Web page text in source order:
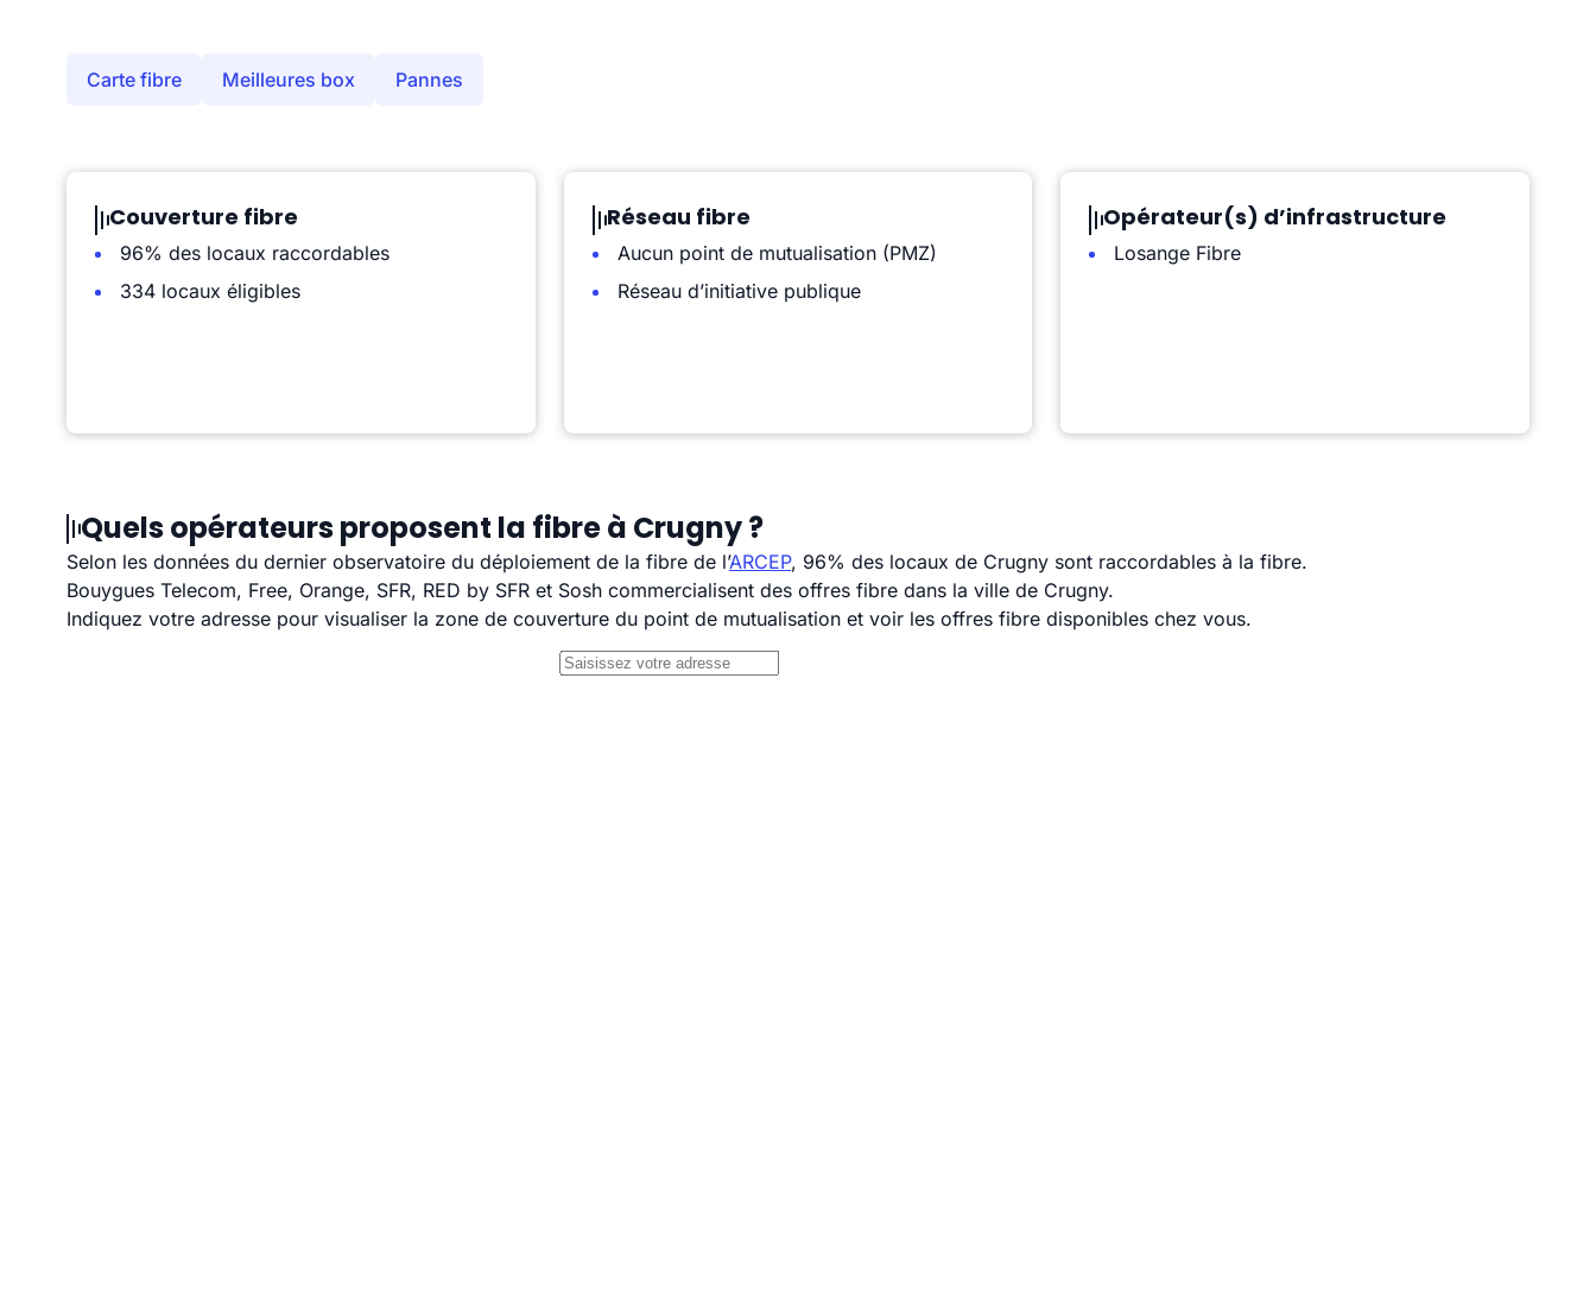
Carte fibre Meilleures box Pannes
Couverture fibre
96% des locaux raccordables
334 locaux éligibles
Réseau fibre
Aucun point de mutualisation (PMZ)
Réseau d’initiative publique
Opérateur(s) d’infrastructure
Losange Fibre
Quels opérateurs proposent la fibre à Crugny ?
Selon les données du dernier observatoire du déploiement de la fibre de l’ARCEP, 96% des locaux de Crugny sont raccordables à la fibre.
Bouygues Telecom, Free, Orange, SFR, RED by SFR et Sosh commercialisent des offres fibre dans la ville de Crugny.
Indiquez votre adresse pour visualiser la zone de couverture du point de mutualisation et voir les offres fibre disponibles chez vous.